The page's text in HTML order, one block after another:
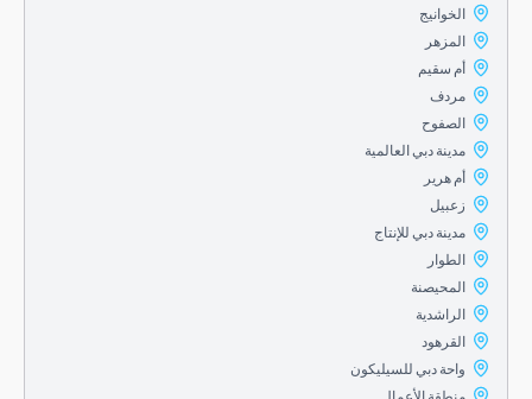
الخوانيج
أم سقيم
مدينة دبي العالمية
مدينة دبي للإنتاج
المحيصنة
الراشدية
واحة دبي للسيليكون